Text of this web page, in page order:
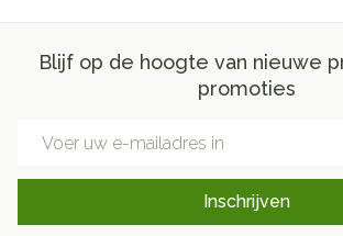
Blijf op de hoogte van nieuwe
promoties
Inschrijven